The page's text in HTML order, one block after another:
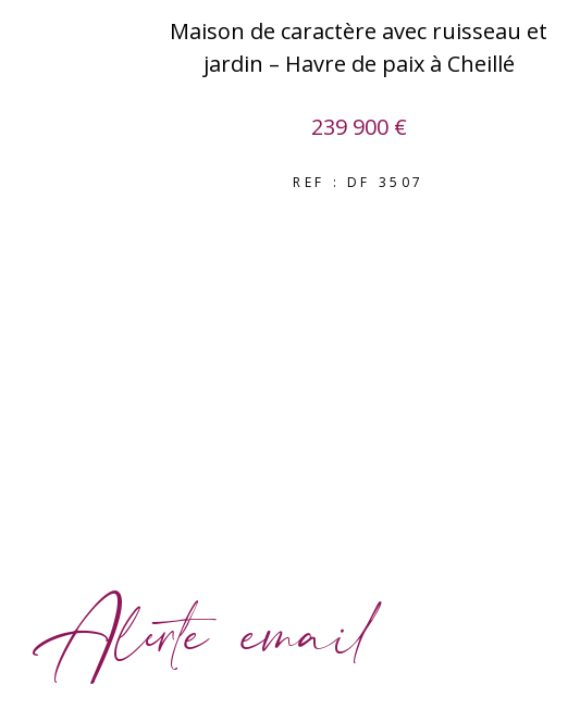
Maison de caractère avec ruisseau et
jardin – Havre de paix à Cheillé
239 900 €
REF : DF 3507
Alerte email